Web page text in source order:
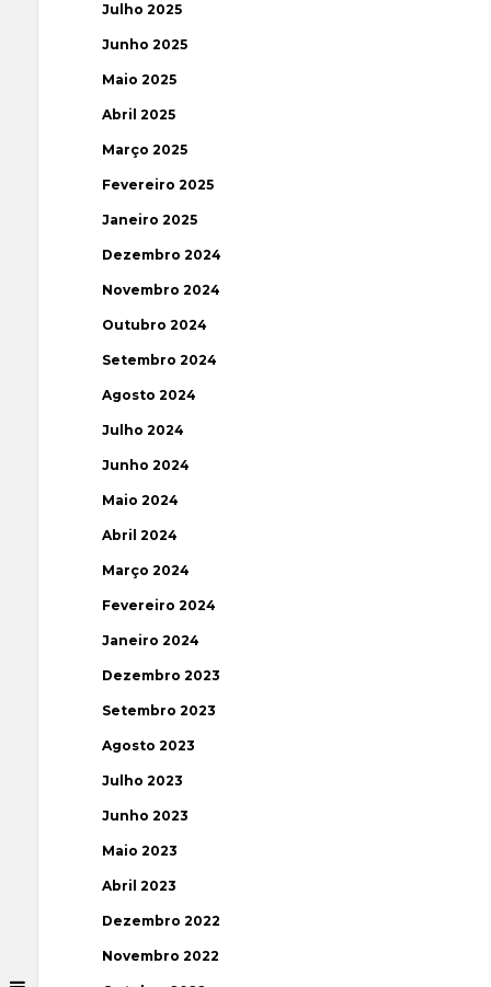
Julho 2025
Junho 2025
Maio 2025
Abril 2025
Março 2025
Fevereiro 2025
Janeiro 2025
Dezembro 2024
Novembro 2024
Outubro 2024
Setembro 2024
Agosto 2024
Julho 2024
Junho 2024
Maio 2024
Abril 2024
Março 2024
Fevereiro 2024
Janeiro 2024
Dezembro 2023
Setembro 2023
Agosto 2023
Julho 2023
Junho 2023
Maio 2023
Abril 2023
Dezembro 2022
Novembro 2022